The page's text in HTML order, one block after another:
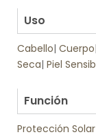
Uso
Cabello| Cuerpo|
Seca| Piel
Función
Protección Solar